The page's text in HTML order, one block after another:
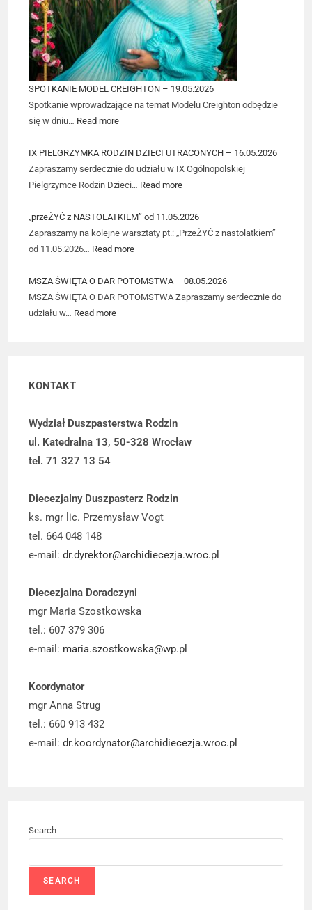
SPOTKANIE MODEL CREIGHTON – 19.05.2026
Spotkanie wprowadzające na temat Modelu Creighton odbędzie
się w dniu… Read more
IX PIELGRZYMKA RODZIN DZIECI UTRACONYCH – 16.05.2026
Zapraszamy serdecznie do udziału w IX Ogólnopolskiej
Pielgrzymce Rodzin Dzieci… Read more
„przeŻYĆ z NASTOLATKIEM” od 11.05.2026
Zapraszamy na kolejne warsztaty pt.: „PrzeŻYĆ z nastolatkiem”
od 11.05.2026… Read more
MSZA ŚWIĘTA O DAR POTOMSTWA – 08.05.2026
MSZA ŚWIĘTA O DAR POTOMSTWA Zapraszamy serdecznie do
udziału w… Read more
KONTAKT
Wydział Duszpasterstwa Rodzin
ul. Katedralna 13, 50-328 Wrocław
tel. 71 327 13 54
Diecezjalny Duszpasterz Rodzin
ks. mgr lic. Przemysław Vogt
tel. 664 048 148
e-mail: dr.dyrektor@archidiecezja.wroc.pl
Diecezjalna Doradczyni
mgr Maria Szostkowska
tel.: 607 379 306
e-mail: maria.szostkowska@wp.pl
Koordynator
mgr Anna Strug
tel.: 660 913 432
e-mail: dr.koordynator@archidiecezja.wroc.pl
Search
SEARCH